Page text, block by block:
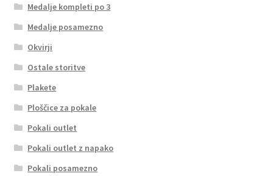
Medalje kompleti po 3
Medalje posamezno
Okvirji
Ostale storitve
Plakete
Ploščice za pokale
Pokali outlet
Pokali outlet z napako
Pokali posamezno